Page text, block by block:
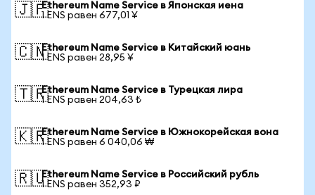
🇯🇵Ethereum Name Service в Японская иена
1 ENS равен 677,01 ¥
🇨🇳Ethereum Name Service в Китайский юань
1 ENS равен 28,95 ¥
🇹🇷Ethereum Name Service в Турецкая лира
1 ENS равен 204,63 ₺
🇰🇷Ethereum Name Service в Южнокорейская вона
1 ENS равен 6 040,06 ₩
🇷🇺Ethereum Name Service в Российский рубль
1 ENS равен 352,93 ₽